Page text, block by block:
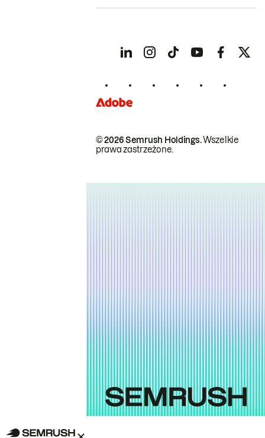
© 2026 Semrush Holdings.Wszelkie
prawa zastrzeżone.